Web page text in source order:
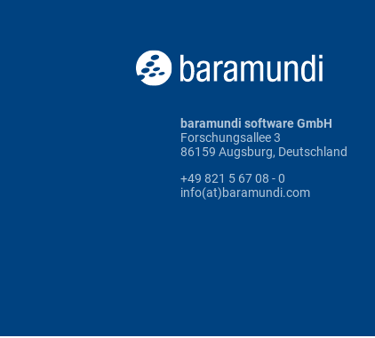
baramundi software GmbH
Forschungsallee 3
86159 Augsburg, Deutschland
+49 821 5 67 08 - 0
info(at)baramundi.com